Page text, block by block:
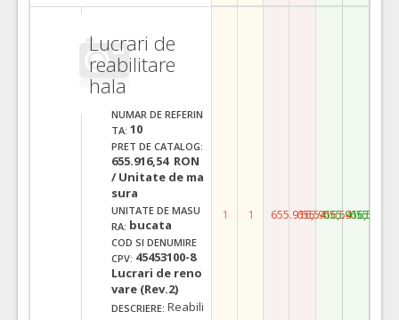
Lucrari de
reabilitare
hala
NUMAR DE REFERIN
TA: 10
PRET DE CATALOG:
655.916,54 RON
/ Unitate de ma
sura
UNITATE DE MASU
RA: bucata
COD SI DENUMIRE
CPV: 45453100-8
Lucrari de reno
vare (Rev.2)
DESCRIERE: Reabili
1 1 655.916,54
655.916,54
655.916,54